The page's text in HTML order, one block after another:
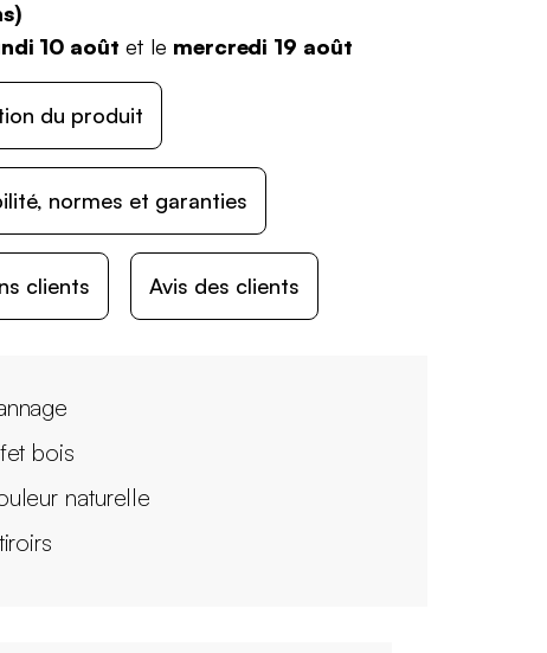
)
10 août et le mercredi 19 août
du produit
normes et garanties
clients Avis des clients
bois
naturelle